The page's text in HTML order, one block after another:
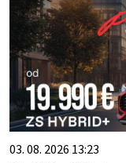
03. 08. 2026 13:23